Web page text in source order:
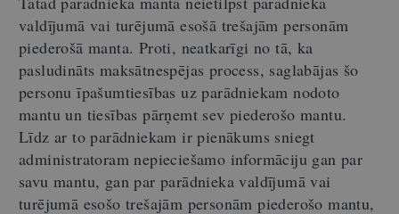
valdījumā vai turējumā esošā trešajām personām
piederošā manta. Proti, neatkarīgi no tā, ka
pasludināts maksātnespējas process, saglabājas šo
personu īpašumtiesības uz parādniekam nodoto
mantu un tiesības pārņemt sev piederošo mantu.
Līdz ar to parādniekam ir pienākums sniegt
administratoram nepieciešamo informāciju gan par
savu mantu, gan par parādnieka valdījumā vai
turējumā esošo trešajām personām piederošo mantu,